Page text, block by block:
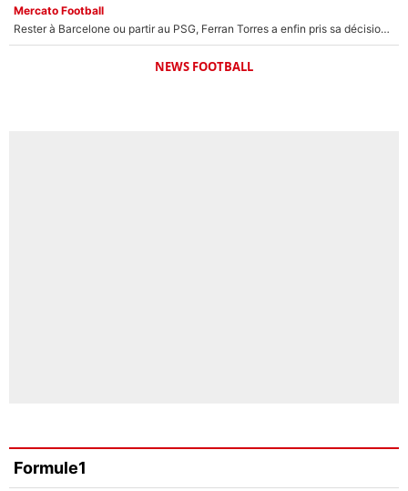
Mercato Football
Rester à Barcelone ou partir au PSG, Ferran Torres a enfin pris sa décision : La course contre la montre est lancée !
NEWS FOOTBALL
Formule1